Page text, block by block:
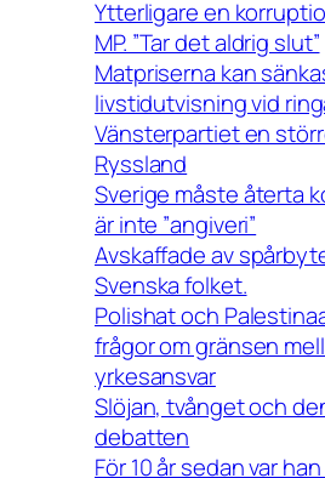
Ytterligare en
MP. ”Tar det aldrig slut”
Matpriserna kan
livstidutvisning vid
Vänsterpartiet en
Ryssland
Sverige måste återta
är inte ”angiveri”
Avskaffade av
Svenska folket.
Polishat och
frågor om gränsen
yrkesansvar
Slöjan, tvånget och
debatten
För 10 år sedan var